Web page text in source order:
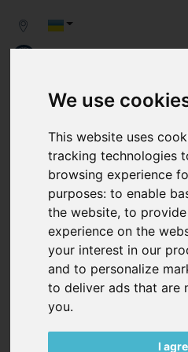
We use
This website uses
tracking technologies
browsing experience
purposes:to enable
the website,to
experience on the
your interest in our
and to personalize
to deliver ads that are
you.
I
Zurück
ЕНЕРГЕТИЧНА
ПОВІТРОДУВКИ ВІД
ЕФЕКТИВНОЇ
Вакуумні насоси та
тенденції до нових
ефективним компонентом